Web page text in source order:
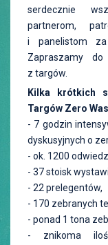
serdecznie
partnerom,
i panelistom
Zapraszamy
z targów.
Kilka krótkich
Targów Zero
- 7 godzin
dyskusyjnych o
- ok. 1200
- 37 stoisk
- 22 prelegentów,
- 170 zebranych
- ponad 1 tona
- znikoma